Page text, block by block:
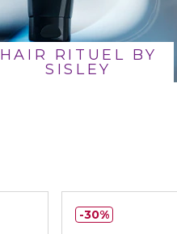
HAIR RITUEL BY
SISLEY
30%